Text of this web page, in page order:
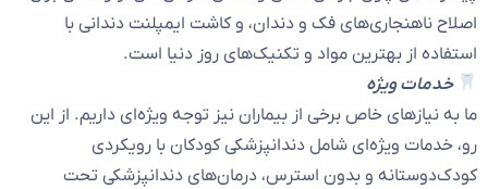
اصلاح ناهنجاری‌های فک و دندان، و کاشت ایمپلنت دندانی با
استفاده از بهترین مواد و تکنیک‌های روز دنیا است.
خدمات ویژه
ما به نیازهای خاص برخی از بیماران نیز توجه ویژه‌ای داریم. از این
رو، خدمات ویژه‌ای شامل دندانپزشکی کودکان با رویکردی
کودک‌دوستانه و بدون استرس، درمان‌های دندانپزشکی تحت